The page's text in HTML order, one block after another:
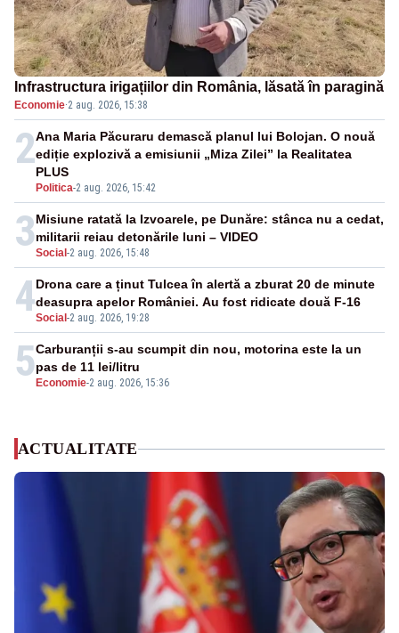
Infrastructura irigațiilor din România, lăsată în paragină
Economie·2 aug. 2026, 15:38
2
Politica-2 aug. 2026, 15:42
Ana Maria Păcuraru demască planul lui Bolojan. O nouă
ediție explozivă a emisiunii „Miza Zilei” la Realitatea
PLUS
3Social -2 aug. 2026, 15:48
Misiune ratată la Izvoarele, pe Dunăre: stânca nu a cedat,
militarii reiau detonările luni – VIDEO
4Social -2 aug. 2026, 19:28
Drona care a ținut Tulcea în alertă a zburat 20 de minute
deasupra apelor României. Au fost ridicate două F-16
5 Economie-2 aug. 2026, 15:36
Carburanții s-au scumpit din nou, motorina este la un
pas de 11 lei/litru
ACTUALITATE